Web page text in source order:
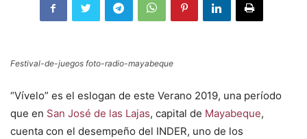
Festival-de-juegos foto-radio-mayabeque
“Vívelo” es el eslogan de este Verano 2019, una período
que en San José de las Lajas, capital de Mayabeque,
cuenta con el desempeño del INDER, uno de los